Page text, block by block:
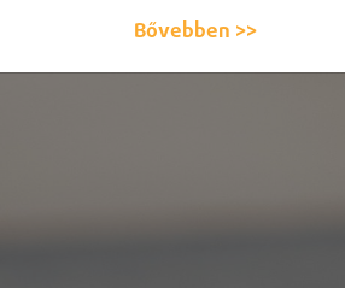
Bővebben >>